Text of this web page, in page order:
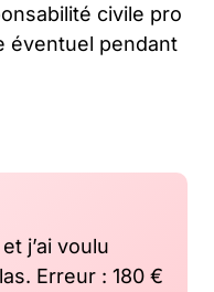
civile pro
éventuel pendant
j’ai voulu
Erreur : 180 €